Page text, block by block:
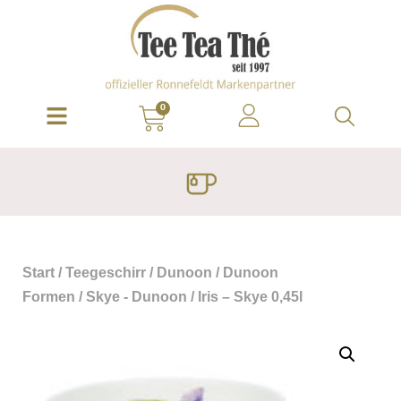
0
Start / Teegeschirr / Dunoon / Dunoon
Formen / Skye - Dunoon / Iris – Skye 0,45l